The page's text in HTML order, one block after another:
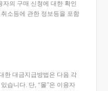
의 구매 신청에 대한 확인
소등에 관한 정보등을 포함
한 대금지급방법은 다음 각
습니다. 단, “몰”은 이용자